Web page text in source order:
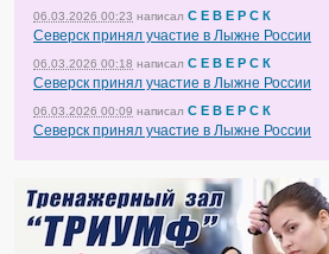
06.03.2026 00:23 написал С Е В Е Р С К
Северск принял участие в Лыжне России
06.03.2026 00:18 написал С Е В Е Р С К
Северск принял участие в Лыжне России
06.03.2026 00:09 написал С Е В Е Р С К
Северск принял участие в Лыжне России